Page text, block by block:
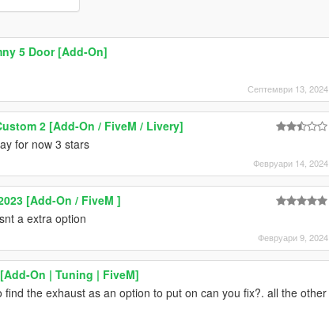
5 Door [Add-On]
Септември 13, 2024
2 [Add-On / FiveM / Livery]
for now 3 stars
Февруари 14, 2024
[Add-On / FiveM ]
a extra option
Февруари 9, 2024
On | Tuning | FiveM]
the exhaust as an option to put on can you fix?. all the other